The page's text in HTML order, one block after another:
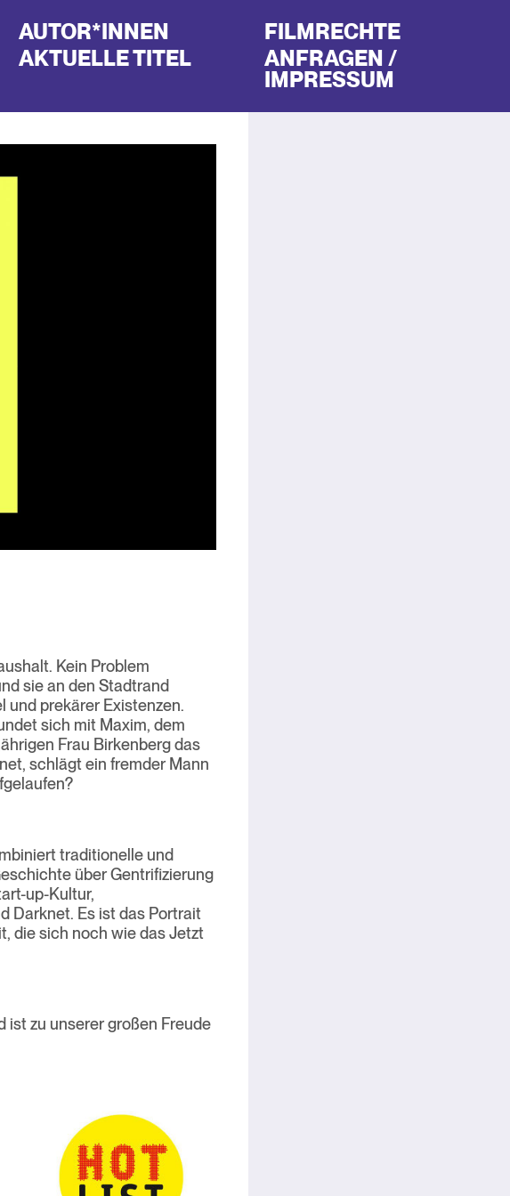
AUTOR*INNEN
AKTUELLE TITEL
FILMRECHTE
ANFRAGEN /
IMPRESSUM
Kein Problem
sie an den Stadtrand
und prekärer Existenzen.
sich mit Maxim, dem
Frau Birkenberg das
schlägt ein fremder Mann
traditionelle und
über Gentrifizierung
up-Kultur,
Darknet. Es ist das Portrait
die sich noch wie das Jetzt
ist zu unserer großen Freude